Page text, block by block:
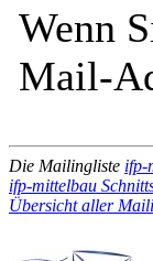
Wenn
Mail-
Die Mailingliste ifp-
ifp-mittelbau
Übersicht aller